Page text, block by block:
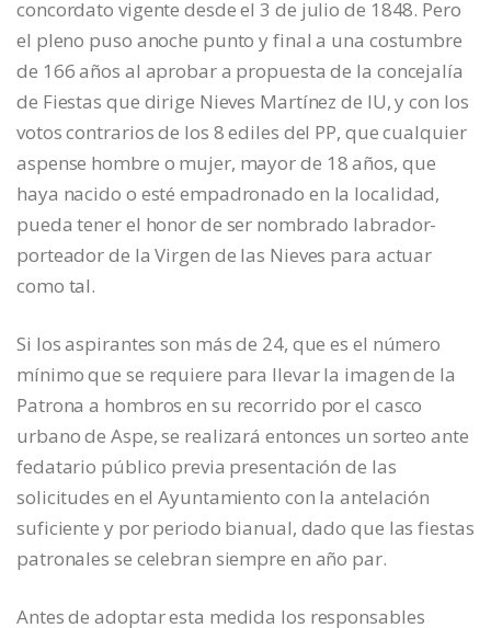
concordato vigente desde el 3 de julio de 1848. Pero
el pleno puso anoche punto y final a una costumbre
de 166 años al aprobar a propuesta de la concejalía
de Fiestas que dirige Nieves Martínez de IU, y con los
votos contrarios de los 8 ediles del PP, que cualquier
aspense hombre o mujer, mayor de 18 años, que
haya nacido o esté empadronado en la localidad,
pueda tener el honor de ser nombrado labrador-
porteador de la Virgen de las Nieves para actuar
como tal.
Si los aspirantes son más de 24, que es el número
mínimo que se requiere para llevar la imagen de la
Patrona a hombros en su recorrido por el casco
urbano de Aspe, se realizará entonces un sorteo ante
fedatario público previa presentación de las
solicitudes en el Ayuntamiento con la antelación
suficiente y por periodo bianual, dado que las fiestas
patronales se celebran siempre en año par.
Antes de adoptar esta medida los responsables